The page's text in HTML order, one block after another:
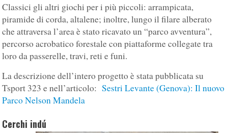
Classici gli altri giochi per i più piccoli: arrampicata,
piramide di corda, altalene; inoltre, lungo il filare alberato
che attraversa l’area è stato ricavato un “parco avventura”,
percorso acrobatico forestale con piattaforme collegate tra
loro da passerelle, travi, reti e funi.
La descrizione dell’intero progetto è stata pubblicata su
Tsport 323 e nell’articolo: Sestri Levante (Genova): Il nuovo
Parco Nelson Mandela
Cerchi indú